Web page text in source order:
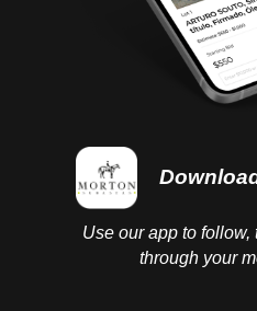
Use our app to
through your